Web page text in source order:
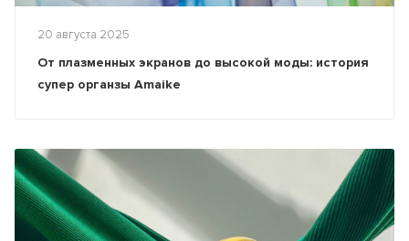
20 августа 2025
От плазменных экранов до высокой моды: история
супер органзы Amaike